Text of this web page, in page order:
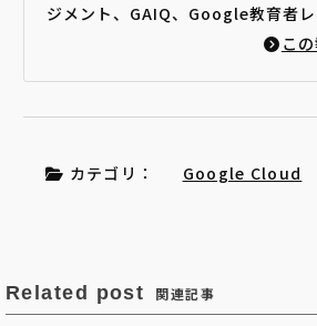
ジメント、GAIQ、Google教育者レ
こ
カテゴリ： Google Cloud
Related post 関連記事